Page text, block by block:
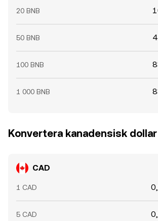
20 BNB
50 BNB
100 BNB
1 000 BNB
Konvertera kanadensisk
CAD
1 CAD
5 CAD